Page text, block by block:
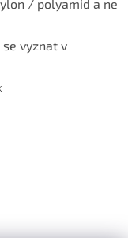
/ polyamid a ne
vyznat v